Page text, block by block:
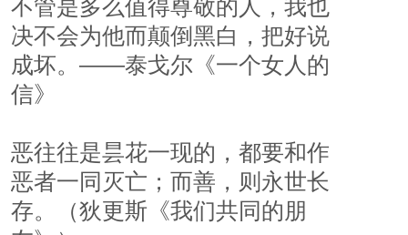
不管是多么值得尊敬的人，我也
决不会为他而颠倒黑白，把好说
成坏。——泰戈尔《一个女人的
信》
恶往往是昙花一现的，都要和作
恶者一同灭亡；而善，则永世长
存。（狄更斯《我们共同的朋